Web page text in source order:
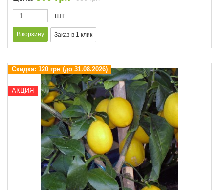
шт
АКЦИЯ
Скидка: 120 грн (до 31.08.2026)